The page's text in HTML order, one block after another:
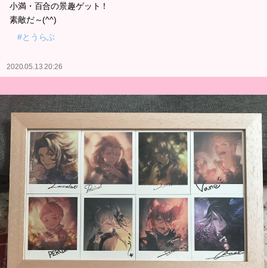
小満・百合の景趣ゲット！
素敵だ～(^^)
#とうらぶ
2020.05.13 20:26